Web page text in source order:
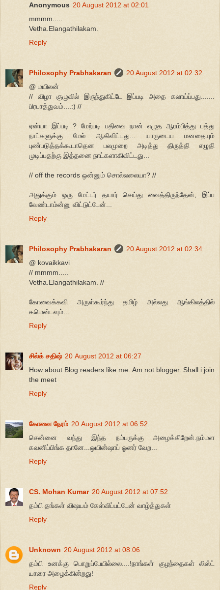
Anonymous 20 August 2012 at 02:01
mmmm.....
Vetha.Elangathilakam.
Reply
Philosophy Prabhakaran
20 August 2012 at 02:32
@ மயிலன்
// விழா குழுவில் இருந்துகிட்டே இப்படி அதை கலாய்ப்பது.......
பிரபாத்துவம்....:) //
ஏன்யா இப்படி ? மேற்படி பதிவை நான் எழுத ஆரம்பித்து பத்து
நாட்களுக்கு மேல் ஆகிவிட்டது... யாருடைய மனதையும்
புண்படுத்தக்கூடாதென பலமுறை அடித்து திருத்தி எழுதி
முடிப்பதற்கு இத்தனை நாட்களாகிவிட்டது...
// off the records ஒன்னும் சொல்லலையா? //
அதுக்கும் ஒரு மேட்டர் தயார் செய்து வைத்திருந்தேன், இப்ப
வேண்டாம்ன்னு விட்டுட்டேன்...
Reply
Philosophy Prabhakaran
20 August 2012 at 02:34
@ kovaikkavi
// mmmm.....
Vetha.Elangathilakam. //
கோவைக்கவி அருள்கூர்ந்து தமிழ் அல்லது ஆங்கிலத்தில்
கமென்டவும்...
Reply
சில்க் சதிஷ் 20 August 2012 at 06:27
How about Blog readers like me. Am not blogger. Shall i join
the meet
Reply
கோவை நேரம் 20 August 2012 at 06:52
சென்னை வந்து இந்த நம்பருக்கு அழைக்கிறேன்.நம்மள
கவனிப்பிங்க தானே...ஒயின்ஷாப் ஓனர் வேற...
Reply
CS. Mohan Kumar 20 August 2012 at 07:52
தம்பி தங்கள் விஷயம் கேள்விப்பட்டேன் வாழ்த்துகள்
Reply
Unknown 20 August 2012 at 08:06
தம்பி உனக்கு பொறுப்பேயில்லை....!நாங்கள் குழந்தைகள் லிஸ்ட்
யாரை அழைக்கின்றது!
Reply